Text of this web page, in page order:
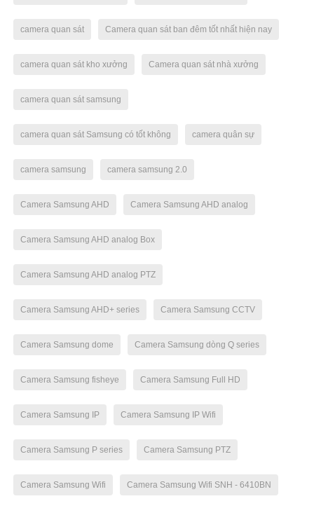
camera quan sát Camera quan sát ban đêm tốt nhất hiện nay
camera quan sát kho xưởng Camera quan sát nhà xưởng
camera quan sát samsung
camera quan sát Samsung có tốt không camera quân sự
camera samsung camera samsung 2.0
Camera Samsung AHD Camera Samsung AHD analog
Camera Samsung AHD analog Box
Camera Samsung AHD analog PTZ
Camera Samsung AHD+ series Camera Samsung CCTV
Camera Samsung dome Camera Samsung dòng Q series
Camera Samsung fisheye Camera Samsung Full HD
Camera Samsung IP Camera Samsung IP Wifi
Camera Samsung P series Camera Samsung PTZ
Camera Samsung Wifi Camera Samsung Wifi SNH - 6410BN